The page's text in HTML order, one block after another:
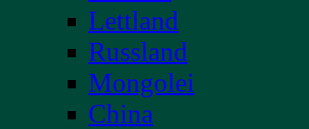
Lettland
Russland
Mongolei
China